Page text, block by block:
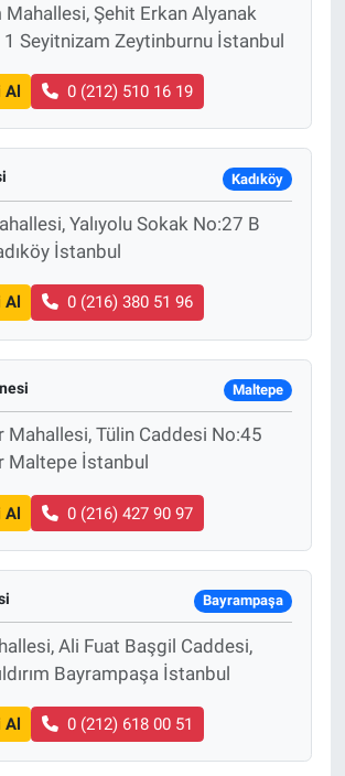
Şehit Erkan Alyanak
Seyitnizam Zeytinburnu İstanbul
Al 0 (212) 510 16 19
Kadıköy
Yalıyolu Sokak No:27 B
İstanbul
Al 0 (216) 380 51 96
Maltepe
Mahallesi, Tülin Caddesi No:45
Maltepe İstanbul
Al 0 (216) 427 90 97
Bayrampaşa
Ali Fuat Başgil Caddesi,
Bayrampaşa İstanbul
Al 0 (212) 618 00 51